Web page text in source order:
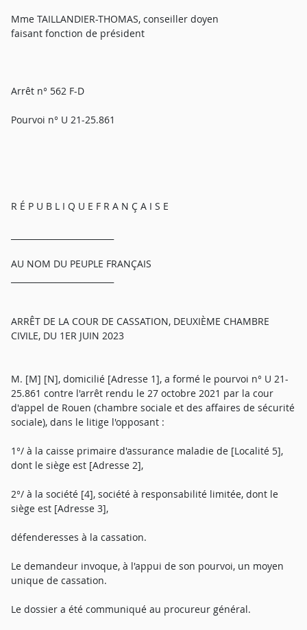
Mme TAILLANDIER-THOMAS, conseiller doyen
faisant fonction de président
Arrêt n° 562 F-D
Pourvoi n° U 21-25.861
R É P U B L I Q U E F R A N Ç A I S E
AU NOM DU PEUPLE FRANÇAIS
ARRÊT DE LA COUR DE CASSATION, DEUXIÈME CHAMBRE
CIVILE, DU 1ER JUIN 2023
M. [M] [N], domicilié [Adresse 1], a formé le pourvoi n° U 21-
25.861 contre l'arrêt rendu le 27 octobre 2021 par la cour
d'appel de Rouen (chambre sociale et des affaires de sécurité
sociale), dans le litige l'opposant :
1°/ à la caisse primaire d'assurance maladie de [Localité 5],
dont le siège est [Adresse 2],
2°/ à la société [4], société à responsabilité limitée, dont le
siège est [Adresse 3],
défenderesses à la cassation.
Le demandeur invoque, à l'appui de son pourvoi, un moyen
unique de cassation.
Le dossier a été communiqué au procureur général.